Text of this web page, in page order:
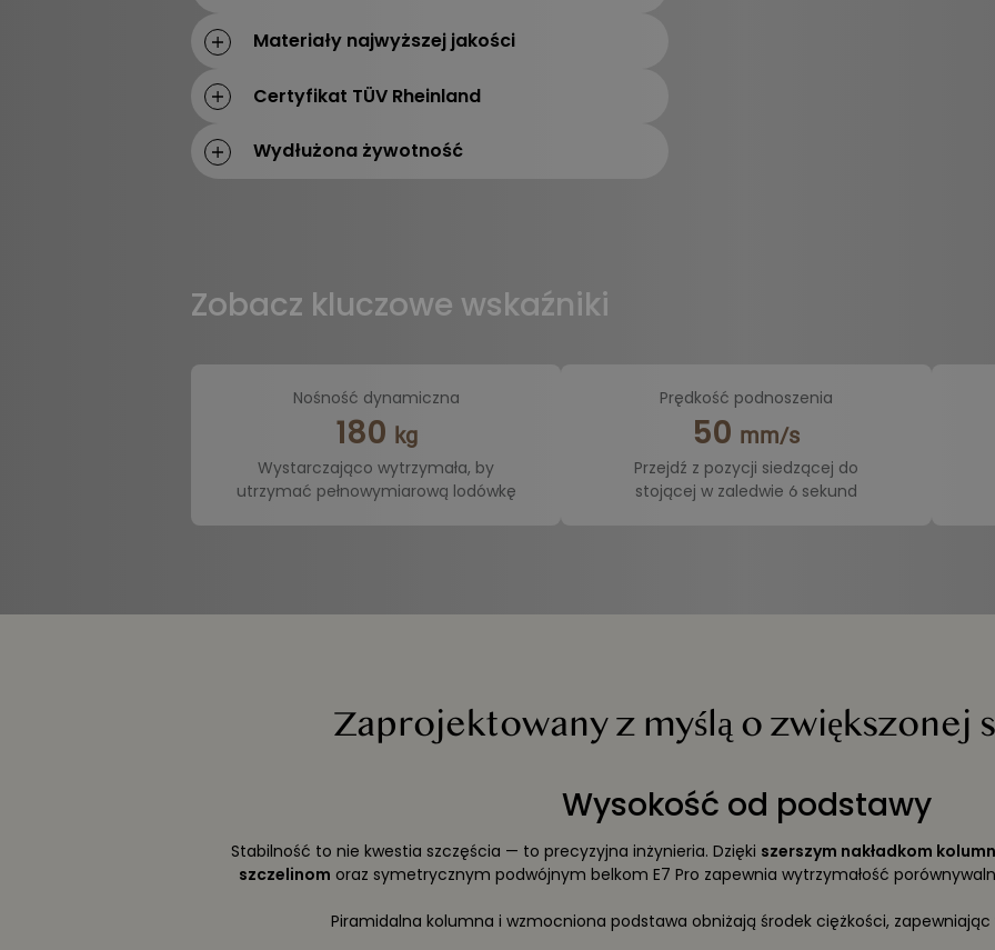
Materiały najwyższej jakości
Certyfikat TÜV Rheinland
Wydłużona żywotność
Zobacz kluczowe wskaźniki
Nośność dynamiczna
180 kg
Wystarczająco wytrzymała, by
utrzymać pełnowymiarową lodówkę
Prędkość podnoszenia
50 mm/s
Przejdź z pozycji siedzącej do
stojącej w zaledwie 6 sekund
Zaprojektowany z myślą o zwiększonej
Wysokość od podstawy
Stabilność to nie kwestia szczęścia — to precyzyjna inżynieria. Dzięki szerszym nakładkom
szczelinom oraz symetrycznym podwójnym belkom E7 Pro zapewnia wytrzymałość
Piramidalna kolumna i wzmocniona podstawa obniżają środek ciężkości,